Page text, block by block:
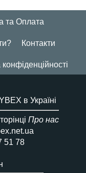
та Оплата
Контакти
конфіденційності
в Україні
Про нас
51 78